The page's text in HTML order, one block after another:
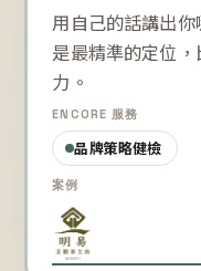
用自己的話講出
是最精準的定位
力。
ENCORE 服務
品牌策略健檢
案例